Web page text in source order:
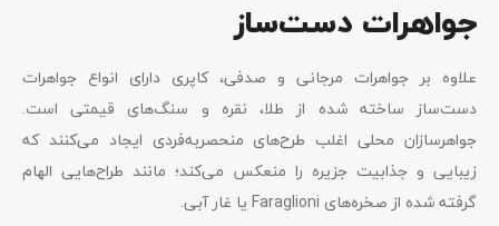
جواهرات دست‌ساز
علاوه بر جواهرات مرجانی و صدفی، کاپری دارای انواع جواهرات
دست‌ساز ساخته شده از طلا، نقره و سنگ‌های قیمتی است.
جواهرسازان محلی اغلب طرح‌های منحصربه‌فردی ایجاد می‌کنند که
زیبایی و جذابیت جزیره را منعکس می‌کند؛ مانند طراح‌هایی الهام
گرفته شده از صخره‌های Faraglioni یا غار آبی.